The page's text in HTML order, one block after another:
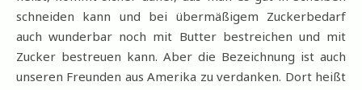
schneiden kann und bei übermäßigem Zuckerbedarf
auch wunderbar noch mit Butter bestreichen und mit
Zucker bestreuen kann. Aber die Bezeichnung ist auch
unseren Freunden aus Amerika zu verdanken. Dort heißt